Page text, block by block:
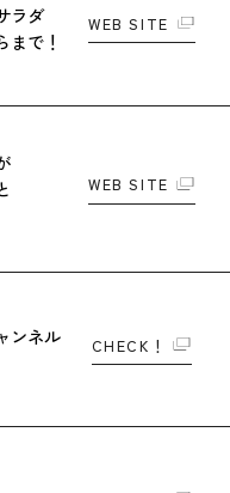
ラダ
まで！
WEB SITE
WEB SITE
ンネル
CHECK！